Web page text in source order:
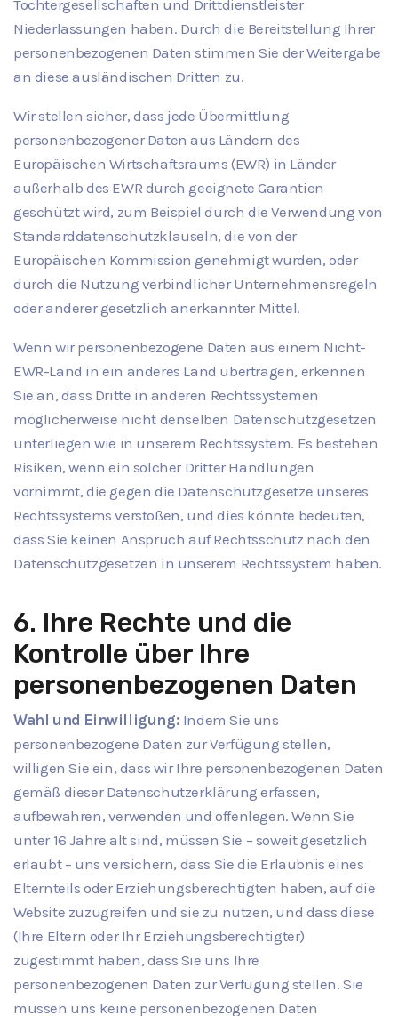
Tochtergesellschaften und Drittdienstleister
Niederlassungen haben. Durch die Bereitstellung Ihrer
personenbezogenen Daten stimmen Sie der Weitergabe
an diese ausländischen Dritten zu.
Wir stellen sicher, dass jede Übermittlung
personenbezogener Daten aus Ländern des
Europäischen Wirtschaftsraums (EWR) in Länder
außerhalb des EWR durch geeignete Garantien
geschützt wird, zum Beispiel durch die Verwendung von
Standarddatenschutzklauseln, die von der
Europäischen Kommission genehmigt wurden, oder
durch die Nutzung verbindlicher Unternehmensregeln
oder anderer gesetzlich anerkannter Mittel.
Wenn wir personenbezogene Daten aus einem Nicht-
EWR-Land in ein anderes Land übertragen, erkennen
Sie an, dass Dritte in anderen Rechtssystemen
möglicherweise nicht denselben Datenschutzgesetzen
unterliegen wie in unserem Rechtssystem. Es bestehen
Risiken, wenn ein solcher Dritter Handlungen
vornimmt, die gegen die Datenschutzgesetze unseres
Rechtssystems verstoßen, und dies könnte bedeuten,
dass Sie keinen Anspruch auf Rechtsschutz nach den
Datenschutzgesetzen in unserem Rechtssystem haben.
6. Ihre Rechte und die
Kontrolle über Ihre
personenbezogenen Daten
Wahl und Einwilligung: Indem Sie uns
personenbezogene Daten zur Verfügung stellen,
willigen Sie ein, dass wir Ihre personenbezogenen Daten
gemäß dieser Datenschutzerklärung erfassen,
aufbewahren, verwenden und offenlegen. Wenn Sie
unter 16 Jahre alt sind, müssen Sie – soweit gesetzlich
erlaubt – uns versichern, dass Sie die Erlaubnis eines
Elternteils oder Erziehungsberechtigten haben, auf die
Website zuzugreifen und sie zu nutzen, und dass diese
(Ihre Eltern oder Ihr Erziehungsberechtigter)
zugestimmt haben, dass Sie uns Ihre
personenbezogenen Daten zur Verfügung stellen. Sie
müssen uns keine personenbezogenen Daten